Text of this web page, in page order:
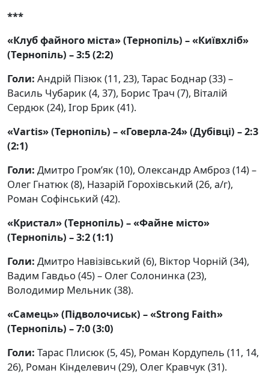
***
«Клуб файного міста» (Тернопіль) – «Київхліб»
(Тернопіль) – 3:5 (2:2)
Голи: Андрій Пізюк (11, 23), Тарас Боднар (33) –
Василь Чубарик (4, 37), Борис Трач (7), Віталій
Сердюк (24), Ігор Брик (41).
«Vartis» (Тернопіль) – «Говерла-24» (Дубівці) – 2:3
(2:1)
Голи: Дмитро Гром’як (10), Олександр Амброз (14) –
Олег Гнатюк (8), Назарій Горохівський (26, а/г),
Роман Софінський (42).
«Кристал» (Тернопіль) – «Файне місто»
(Тернопіль) – 3:2 (1:1)
Голи: Дмитро Навізівський (6), Віктор Чорній (34),
Вадим Гавдьо (45) – Олег Солонинка (23),
Володимир Мельник (38).
«Самець» (Підволочиськ) – «Strong Faith»
(Тернопіль) – 7:0 (3:0)
Голи: Тарас Плисюк (5, 45), Роман Кордупель (11, 14,
26), Роман Кінделевич (29), Олег Кравчук (31).